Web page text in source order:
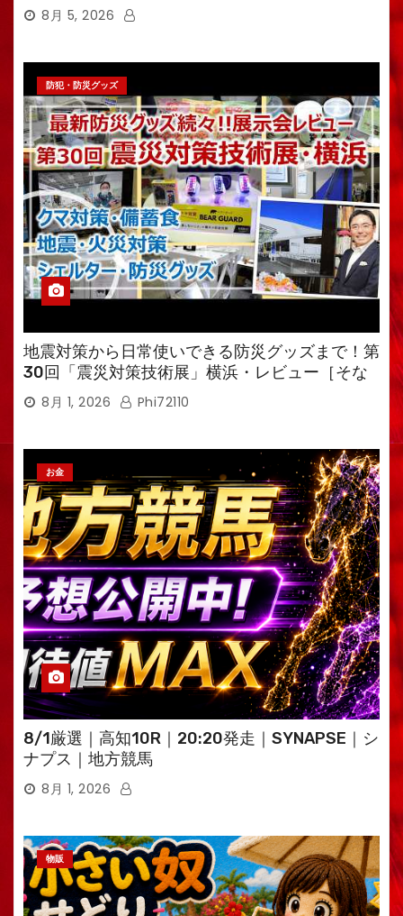
8月 5, 2026
防犯・防災グッズ
地震対策から日常使いできる防災グッズまで！第
30回「震災対策技術展」横浜・レビュー［そな
えるTV・高荷智也］
8月 1, 2026 Phi72110
お金
8/1厳選｜高知10R｜20:20発走｜SYNAPSE｜シ
ナプス｜地方競馬
8月 1, 2026
物販